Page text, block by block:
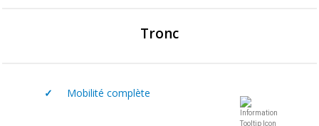
Tronc
✓ Mobilité complète